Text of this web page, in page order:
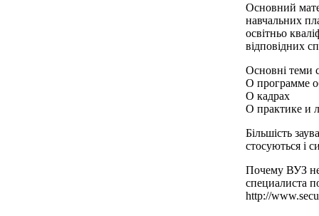
Основний
навчальних
освітньо
відповідних
Основні теми
О программе
О кадрах
О практике и
Більшість
стосуються і
Почему ВУЗ
специалиста
http://